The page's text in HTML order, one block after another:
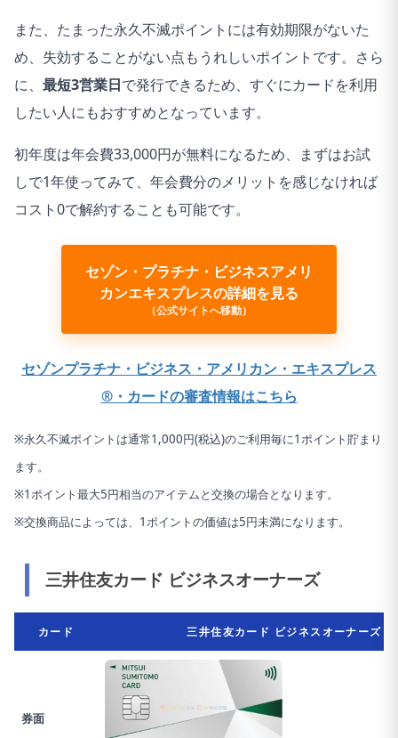
また、たまった永久不滅ポイントには有効期限がないた
め、失効することがない点もうれしいポイントです。さら
に、 最短3営業日で発行できるため、すぐにカードを利用
したい人にもおすすめとなっています。
初年度は年会費33,000円が無料になるため、まずはお試
しで1年使ってみて、年会費分のメリットを感じなければ
コスト0で解約することも可能です。
セゾン・プラチナ・ビジネスアメリ
カンエキスプレスの詳細を見る
（公式サイトへ移動）
セゾンプラチナ・ビジネス・アメリカン・エキスプレス
®・カードの審査情報はこちら
※永久不滅ポイントは通常1,000円(税込)のご利用毎に1ポイント貯まり
ます。
※1ポイント最大5円相当のアイテムと交換の場合となります。
※交換商品によっては、1ポイントの価値は5円未満になります。
三井住友カード ビジネスオーナーズ
カード 三井住友カード ビジネスオーナーズ
券面